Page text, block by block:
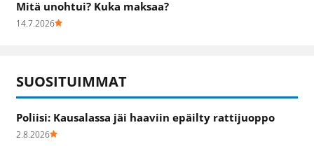
Mitä unohtui? Kuka maksaa?
14.7.2026
SUOSITUIMMAT
Poliisi: Kausalassa jäi haaviin epäilty rattijuoppo
2.8.2026